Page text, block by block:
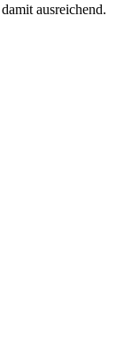
ausreichend.